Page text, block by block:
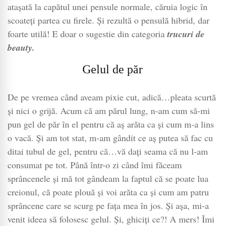
atașată la capătul unei pensule normale, căruia logic în
scoateți partea cu firele. Și rezultă o pensulă hibrid, dar
foarte utilă! E doar o sugestie din categoria trucuri de
beauty.
Gelul de păr
De pe vremea când aveam pixie cut, adică…pleata scurtă
și nici o grijă. Acum că am părul lung, n-am cum să-mi
pun gel de păr în el pentru că aș arăta ca și cum m-a lins
o vacă. Și am tot stat, m-am gândit ce aș putea să fac cu
ditai tubul de gel, pentru că…vă dați seama că nu l-am
consumat pe tot. Până într-o zi când îmi făceam
sprâncenele și mă tot gândeam la faptul că se poate lua
creionul, că poate plouă și voi arăta ca și cum am patru
sprâncene care se scurg pe fața mea în jos. Și așa, mi-a
venit ideea să folosesc gelul. Și, ghiciți ce?! A mers! Îmi